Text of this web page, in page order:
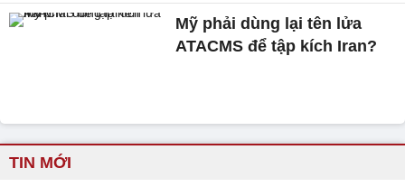
Mỹ phải dùng lại tên lửa
ATACMS để tập kích Iran?
TIN MỚI